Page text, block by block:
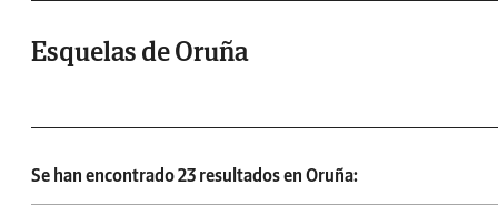
Esquelas de Oruña
Se han encontrado 23 resultados en Oruña: